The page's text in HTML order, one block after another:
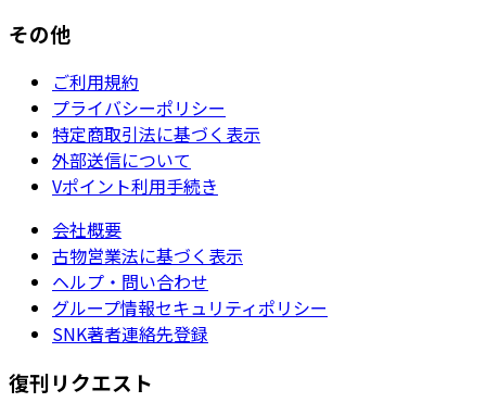
その他
ご利用規約
プライバシーポリシー
特定商取引法に基づく表示
外部送信について
Vポイント利用手続き
会社概要
古物営業法に基づく表示
ヘルプ・問い合わせ
グループ情報セキュリティポリシー
SNK著者連絡先登録
復刊リクエスト